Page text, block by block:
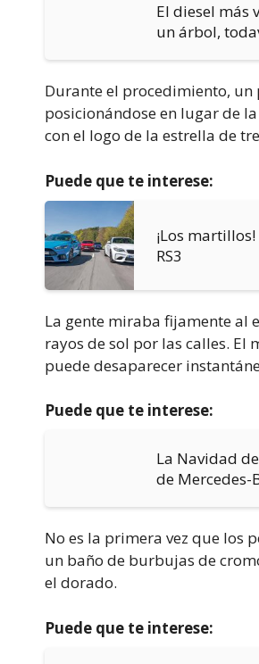
El diesel más
un árbol,
Durante el procedimiento,
posicionándose en lugar de
con el logo de la estrella de
Puede que te interese:
¡Los
RS3
La gente miraba fijamente al
rayos de sol por las calles.
puede desaparecer
Puede que te interese:
La Navidad
de Mercedes-
No es la primera vez que los
un baño de burbujas de
el dorado.
Puede que te interese: